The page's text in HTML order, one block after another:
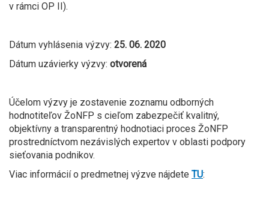
v rámci OP II).
Dátum vyhlásenia výzvy: 25. 06. 2020
Dátum uzávierky výzvy: otvorená
Účelom výzvy je zostavenie zoznamu odborných
hodnotiteľov ŽoNFP s cieľom zabezpečiť kvalitný,
objektívny a transparentný hodnotiaci proces ŽoNFP
prostredníctvom nezávislých expertov v oblasti podpory
sieťovania podnikov.
Viac informácií o predmetnej výzve nájdete TU: